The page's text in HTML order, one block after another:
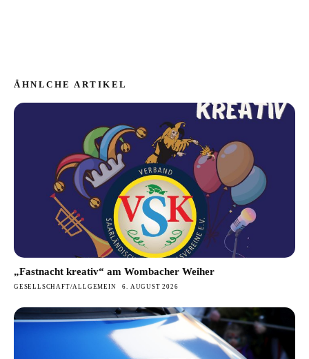
ÄHNLCHE ARTIKEL
„Fastnacht kreativ“ am Wombacher Weiher
GESELLSCHAFT/ALLGEMEIN 6. AUGUST 2026